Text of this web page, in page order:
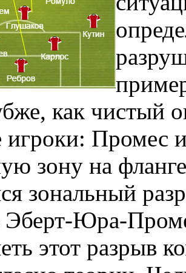
как чистый
игроки: Промес
зону на
зональный
Эберт-Юра-
этот разрыв